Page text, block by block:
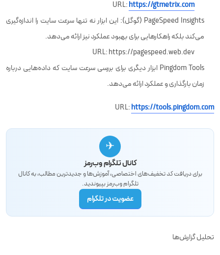
URL:https://gtmetrix.com
PageSpeed Insights (گوگل): این ابزار نه تنها سرعت سایت را اندازه‌گیری
می‌کند بلکه راهکارهایی برای بهبود عملکرد نیز ارائه می‌دهد.
URL: https://pagespeed.web.dev
Pingdom Tools ابزار دیگری برای بررسی سرعت سایت که داده‌هایی درباره
زمان بارگذاری و عملکرد ارائه می‌دهد.
URL:https://tools.pingdom.com
✈
کانال تلگرام وب‌رمز
برای دریافت کد تخفیف‌های اختصاصی، آموزش‌ها و جدیدترین مطالب، به کانال
تلگرام وب‌رمز بپیوندید.
عضویت در تلگرام
تحلیل گزارش‌ها